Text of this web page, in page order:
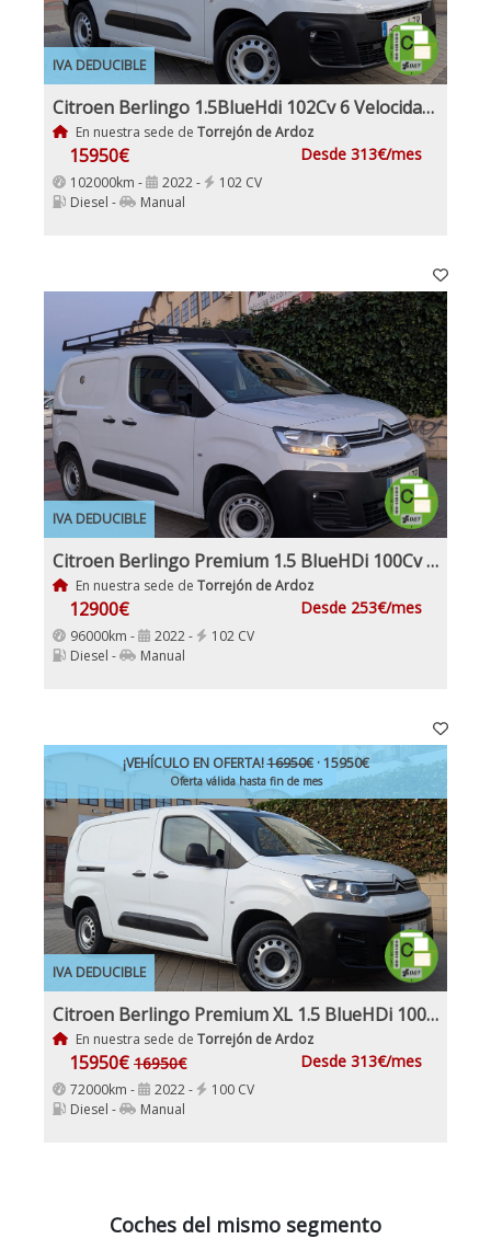
IVA DEDUCIBLE
Citroen Berlingo 1.5BlueHdi 102Cv 6 Velocidades Etiqueta C IVA y Garantía Incl Nacional Historial mantenimiento
En nuestra sede de Torrejón de Ardoz
15950€ Desde 313€/mes
102000km - 2022 -
102 CV
Diesel -
Manual
IVA DEDUCIBLE
Citroen Berlingo Premium 1.5 BlueHDi 100Cv IVA y Garantía Inc Nacional 1Dueño
En nuestra sede de Torrejón de Ardoz
12900€ Desde 253€/mes
96000km - 2022 -
102 CV
Diesel -
Manual
IVA DEDUCIBLE
¡VEHÍCULO EN OFERTA!16950€· 15950€
Oferta válida hasta fin de mes
Citroen Berlingo Premium XL 1.5 BlueHDi 100Cv Etiqueta C IVA Garantía Incl Nacional
En nuestra sede de Torrejón de Ardoz
15950€ 16950€ Desde 313€/mes
72000km - 2022 -
100 CV
Diesel -
Manual
Coches del mismo segmento